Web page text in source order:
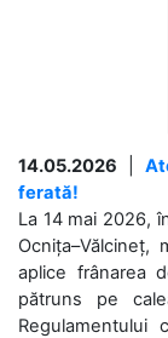
14.05.2026
ferată!
La 14 mai 2026,
aplice frânarea
pătruns pe
Regulamentului